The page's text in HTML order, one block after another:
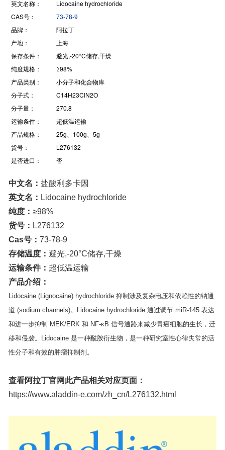
英文名称：
Lidocaine hydrochloride
CAS号：
73-78-9
品牌：
阿拉丁
产地：
上海
保存条件：
避光,-20°C储存,干燥
纯度规格：
≥98%
产品类别：
小分子和化合物库
分子式：
C14H23ClN2O
分子量：
270.8
运输条件：
超低温运输
产品规格：
25g、100g、5g
货号：
L276132
是否进口：
否
中文名： 盐酸利多卡因
英文名： Lidocaine hydrochloride
纯度： ≥98%
货号： L276132
Cas号： 73-78-9
存储温度： 避光,-20°C储存,干燥
运输条件： 超低温运输
产品介绍：
Lidocaine (Lignocaine) hydrochloride 抑制涉及复杂电压和依赖性的钠通
道 (sodium channels)。Lidocaine hydrochloride 通过调节 miR-145 表达
和进一步抑制 MEK/ERK 和 NF-κB 信号通路来减少胃癌细胞的生长，迁
移和侵袭。Lidocaine 是一种酰胺衍生物，是一种研究室性心律失常的活
性分子和有效的肿瘤抑制剂。
查看阿拉丁官网此产品相关对应页面：
https://www.aladdin-e.com/zh_cn/L276132.html